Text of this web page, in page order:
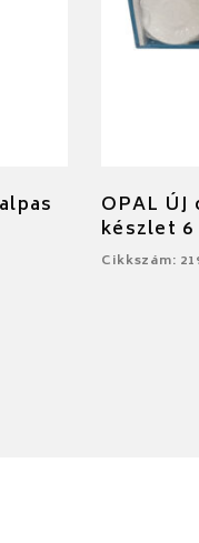
OPAL
készlet 6
Cikkszám: